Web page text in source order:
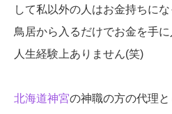
して私以外の人はお金持ちに
鳥居から入るだけでお金を手
人生経験上ありません(笑)
北海道神宮の神職の方の代理